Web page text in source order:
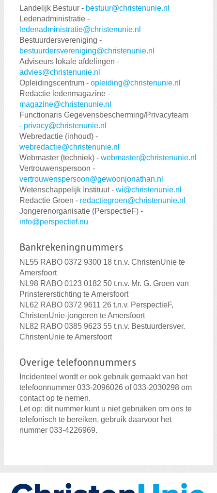
Landelijk Bestuur - bestuur@christenunie.nl
Ledenadministratie -
ledenadministratie@christenunie.nl
Bestuurdersvereniging -
bestuurdersvereniging@christenunie.nl
Adviseurs lokale afdelingen -
advies@christenunie.nl
Opleidingscentrum - opleiding@christenunie.nl
Redactie ledenmagazine -
magazine@christenunie.nl
Functionaris Gegevensbescherming/Privacyteam
- privacy@christenunie.nl
Webredactie (inhoud) -
webredactie@christenunie.nl
Webmaster (techniek) - webmaster@christenunie.nl
Vertrouwenspersoon -
vertrouwenspersoon@gewoonjonathan.nl
Wetenschappelijk Instituut - wi@christenunie.nl
Redactie Groen - redactiegroen@christenunie.nl
Jongerenorganisatie (PerspectieF) -
info@perspectief.nu
Bankrekeningnummers
NL55 RABO 0372 9300 18 t.n.v. ChristenUnie te
Amersfoort
NL98 RABO 0123 0182 50 t.n.v. Mr. G. Groen van
Prinstererstichting te Amersfoort
NL62 RABO 0372 9611 26 t.n.v. PerspectieF,
ChristenUnie-jongeren te Amersfoort
NL82 RABO 0385 9623 55 t.n.v. Bestuurdersver.
ChristenUnie te Amersfoort
Overige telefoonnummers
Incidenteel wordt er ook gebruik gemaakt van het
telefoonnummer 033-2096026 of 033-2030298 om
contact op te nemen.
Let op: dit nummer kunt u niet gebruiken om ons te
telefonisch te bereiken, gebruik daarvoor het
nummer 033-4226969.